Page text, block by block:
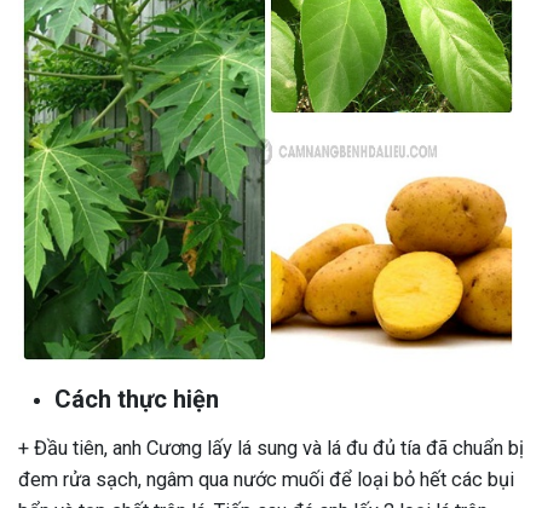
Cách thực hiện
+ Đầu tiên, anh Cương lấy lá sung và lá đu đủ tía đã chuẩn bị
đem rửa sạch, ngâm qua nước muối để loại bỏ hết các bụi